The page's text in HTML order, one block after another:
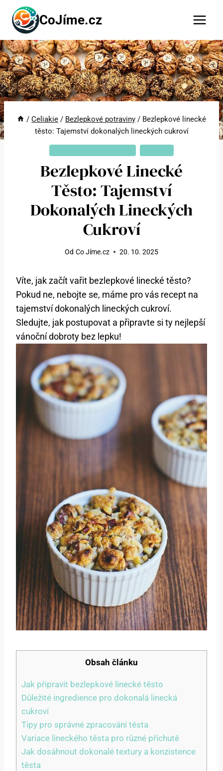
Přeskočit
obsah
CoJíme.cz
/ Celiakie / Bezlepkové potraviny / Bezlepkové linecké
těsto: Tajemství dokonalých lineckých cukroví
Bezlepkové Linecké
Těsto: Tajemství
Dokonalých Lineckých
Cukroví
Od Co Jíme.cz 20. 10. 2025
Víte, jak začít vařit bezlepkové linecké těsto?
Pokud ne, nebojte se, máme pro vás recept na
tajemství dokonalých lineckých cukroví.
Sledujte, jak postupovat a připravte si ty nejlepší
vánoční dobroty bez lepku!
Obsah článku
Jak připravit bezlepkové linecké těsto
Důležité ingredience pro dokonalá linecká
cukroví
Tipy pro správné zpracování těsta
Variace lineckého těsta pro různé příchutě
Jak dosáhnout dokonalé textury a konzistence
těsta